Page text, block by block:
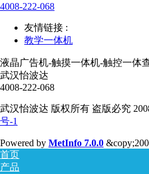
4008-222-068
友情链接 :
教学一体机
液晶广告机-触摸一体机-触控一体
武汉怡波达
4008-222-068
武汉怡波达 版权所有 盗版必究
号-1
Powered by MetInfo 7.0.0
首页
产品